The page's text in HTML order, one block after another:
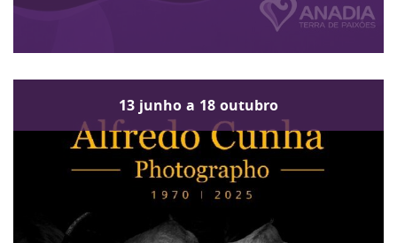
13 junho a 18 outubro